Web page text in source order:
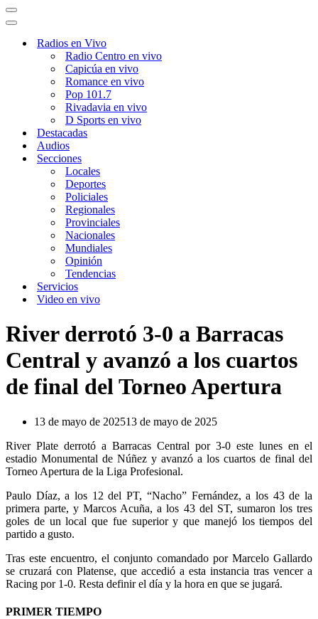
Menú
de
Menú
navegaciónRadios en Vivo
Radio Centro en vivo
Capicúa en vivo
Romance en vivo
Pop 101.7
Rivadavia en vivo
D Sports en vivo
Destacadas
Audios
Secciones
Locales
Deportes
Policiales
Regionales
Provinciales
Nacionales
Mundiales
Opinión
Tendencias
Servicios
Video en vivo
River derrotó 3-0 a Barracas
Central y avanzó a los cuartos
de final del Torneo Apertura
13 de mayo de 202513 de mayo de 2025
River Plate derrotó a Barracas Central por 3-0 este lunes en el
estadio Monumental de Núñez y avanzó a los cuartos de final del
Torneo Apertura de la Liga Profesional.
Paulo Díaz, a los 12 del PT, “Nacho” Fernández, a los 43 de la
primera parte, y Marcos Acuña, a los 43 del ST, sumaron los tres
goles de un local que fue superior y que manejó los tiempos del
partido a gusto.
Tras este encuentro, el conjunto comandado por Marcelo Gallardo
se cruzará con Platense, que accedió a esta instancia tras vencer a
Racing por 1-0. Resta definir el día y la hora en que se jugará.
PRIMER TIEMPO